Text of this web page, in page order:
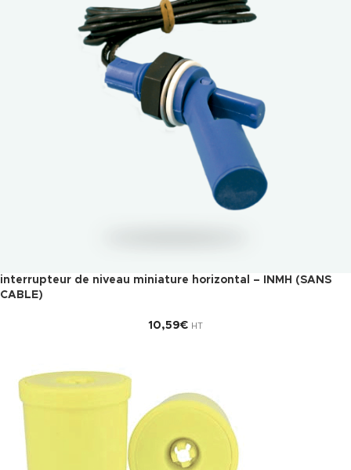
interrupteur de niveau miniature horizontal – INMH (SANS
CABLE)
10,59€ HT